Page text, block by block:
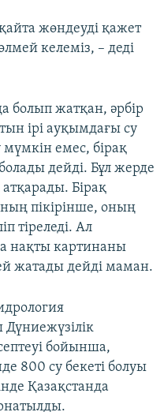
жөндеуді қажет
келеміз, – деді
болып жатқан, әрбір
ірі ауқымдағы су
емес, бірақ
дейді. Бұл жерде
Бірақ
пікірінше, оның
тіреледі. Ал
нақты картинаны
жатады дейді маман.
Дүниежүзілік
бойынша,
800 су бекеті болуы
Қазақстанда